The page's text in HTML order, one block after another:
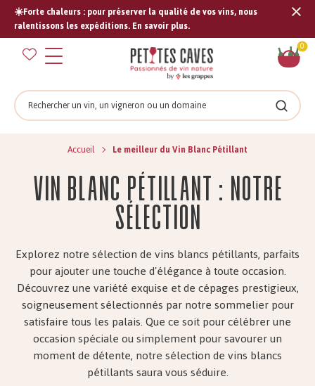
☀️Forte chaleurs : pour préserver la qualité de vos vins, nous
ralentissons les expéditions. En savoir plus.
0
Rechercher
Accueil Le meilleur du Vin Blanc Pétillant
Vin Blanc Pétillant : Notre
sélection
Explorez notre sélection de vins blancs pétillants, parfaits
pour ajouter une touche d'élégance à toute occasion.
Découvrez une variété exquise et de cépages prestigieux,
soigneusement sélectionnés par notre sommelier pour
satisfaire tous les palais. Que ce soit pour célébrer une
occasion spéciale ou simplement pour savourer un
moment de détente, notre sélection de vins blancs
pétillants saura vous séduire.